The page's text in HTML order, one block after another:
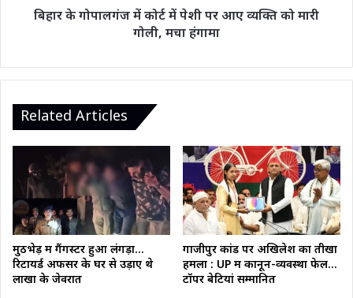
व्यक्ति
बिहार के गोपालगंज में कोर्ट में पेशी पर आए व्यक्ति को मारी
गोली, मचा हंगामा
Related Articles
मुठभेड़ में गैंगस्टर हुआ लंगड़ा…
रिटायर्ड अफसर के घर से उड़ाए थे
लाखों के जेवरात
गाजीपुर कांड पर अखिलेश का तीखा
हमला : UP में कानून-व्यवस्था फेल…
टॉपर बेटियां सम्मानित